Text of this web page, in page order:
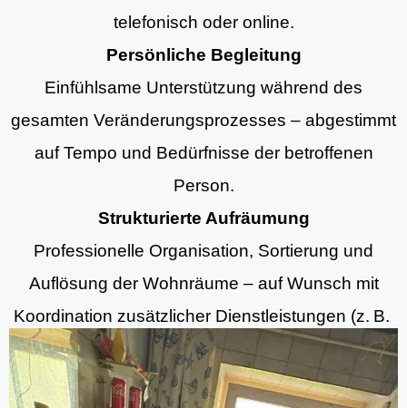
telefonisch oder online.
Persönliche Begleitung
Einfühlsame Unterstützung während des
gesamten Veränderungsprozesses – abgestimmt
auf Tempo und Bedürfnisse der betroffenen
Person.
Strukturierte Aufräumung
Professionelle Organisation, Sortierung und
Auflösung der Wohnräume – auf Wunsch mit
Koordination zusätzlicher Dienstleistungen (z. B.
Aufräumung, Entrümpelungsdiensten und
Grundreinigung).